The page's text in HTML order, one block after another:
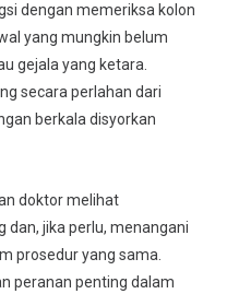
dengan memeriksa kolon
yang mungkin belum
gejala yang ketara.
secara perlahan dari
berkala disyorkan
doktor melihat
dan, jika perlu, menangani
prosedur yang sama.
peranan penting dalam